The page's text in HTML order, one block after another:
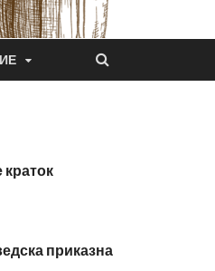
приказна